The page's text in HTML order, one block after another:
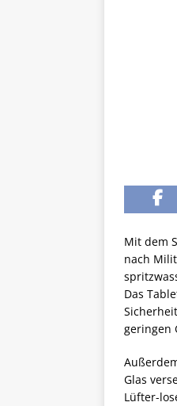
Mit dem
nach
Das
geringen
Glas
Lüfter-